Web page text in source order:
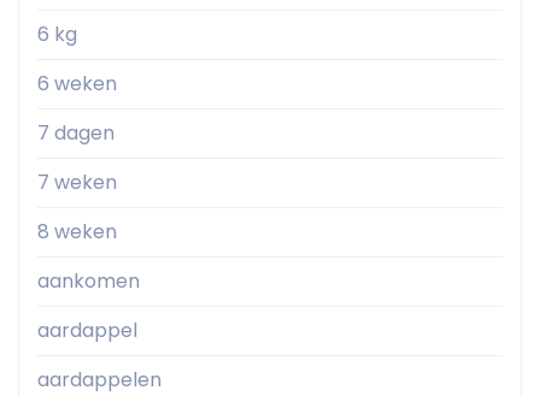
6 kg
6 weken
7 dagen
7 weken
8 weken
aankomen
aardappel
aardappelen